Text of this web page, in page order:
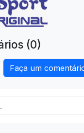
(0)
Faça um